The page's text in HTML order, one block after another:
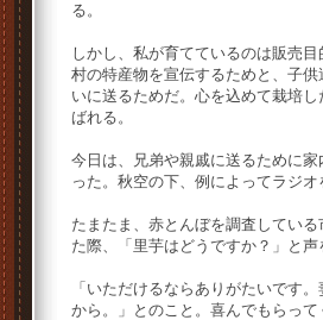
る。
しかし、私が育てているのは販売
村の特産物を宣伝するためと、子供
いに送るためだ。心を込めて栽培
ばれる。
今日は、兄弟や親戚に送るために家
った。秋空の下、例によってラジ
たまたま、赤とんぼを調査してい
た際、「里芋はどうですか？」と声
「いただけるならありがたいです
から。」とのこと。喜んでもらっ